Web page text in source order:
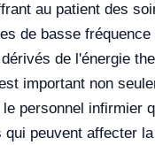
au patient des
de basse
de l'énergie
important non
personnel infirmier
peuvent affecter